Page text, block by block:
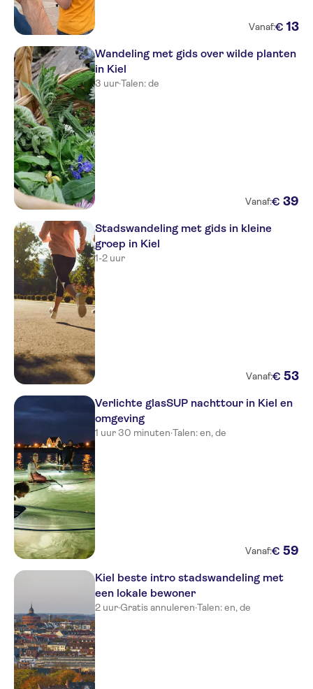
Vanaf:€ 13
Wandeling met gids over wilde planten
in Kiel
3 uur·Talen: de
Vanaf:€ 39
Stadswandeling met gids in kleine
groep in Kiel
1-2 uur
Vanaf:€ 53
Verlichte glasSUP nachttour in Kiel en
omgeving
1 uur 30 minuten·Talen: en, de
Vanaf:€ 59
Kiel beste intro stadswandeling met
een lokale bewoner
2 uur·Gratis annuleren·Talen: en, de